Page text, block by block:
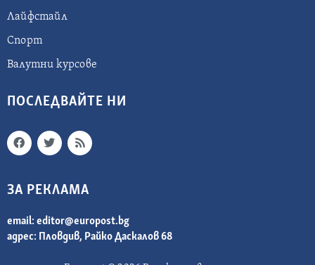
Лайфстайл
Спорт
Валутни курсове
ПОСЛЕДВАЙТЕ НИ
ЗА РЕКЛАМА
email: editor@europost.bg
адрес: Пловдив, Райко Даскалов 68